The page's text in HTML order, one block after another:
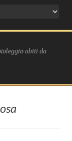
abiti da